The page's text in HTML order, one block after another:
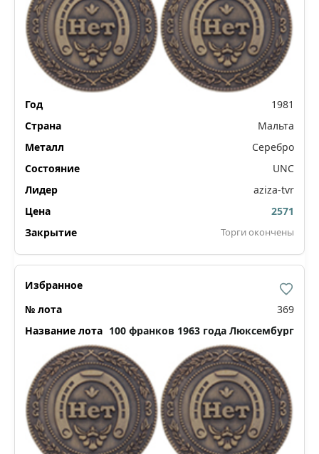
1981
Мальта
Серебро
UNC
aziza-tvr
2571
Торги окончены
369
100 франков 1963 года Люксембург